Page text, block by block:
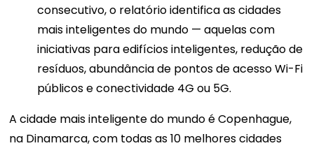
consecutivo, o relatório identifica as cidades
mais inteligentes do mundo — aquelas com
iniciativas para edifícios inteligentes, redução de
resíduos, abundância de pontos de acesso Wi-Fi
públicos e conectividade 4G ou 5G.
A cidade mais inteligente do mundo é Copenhague,
na Dinamarca, com todas as 10 melhores cidades